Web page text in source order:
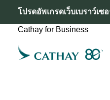
โปรดอัพเกรดเว็บเบราว์เ
Cathay for Business